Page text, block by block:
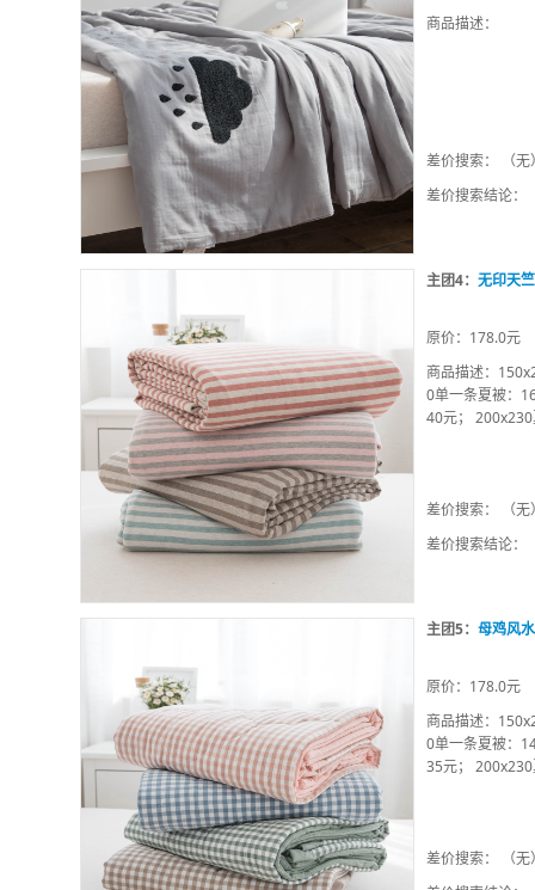
商品描述：
差价搜索： （无
差价搜索结论：
主团4： 无印天
原价：178.0元
商品描述：
0单一条夏被：
40元；
差价搜索： （无
差价搜索结论：
主团5： 母鸡风
原价：178.0元
商品描述：
0单一条夏被：
35元；
差价搜索： （无